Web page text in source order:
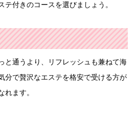
テ付きのコースを選びましょう。
と通うより、リフレッシュも兼ねて海
分で贅沢なエステを格安で受ける方が
れます。